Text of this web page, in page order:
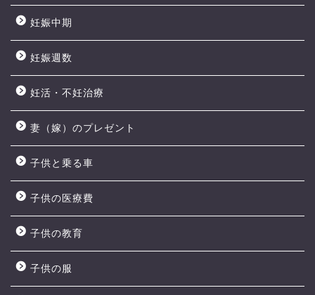
妊娠中期
妊娠週数
妊活・不妊治療
妻（嫁）のプレゼント
子供と乗る車
子供の医療費
子供の教育
子供の服